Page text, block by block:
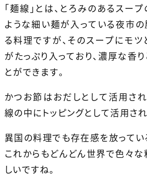
「麺線」とは、とろみのあるスー
ような細い麺が入っている夜市
る料理ですが、そのスープにモ
がたっぷり入っており、濃厚な香
とができます。
かつお節はおだしとして活用さ
線の中にトッピングとして活用さ
異国の料理でも存在感を放ってい
これからもどんどん世界で色々
しいですね。